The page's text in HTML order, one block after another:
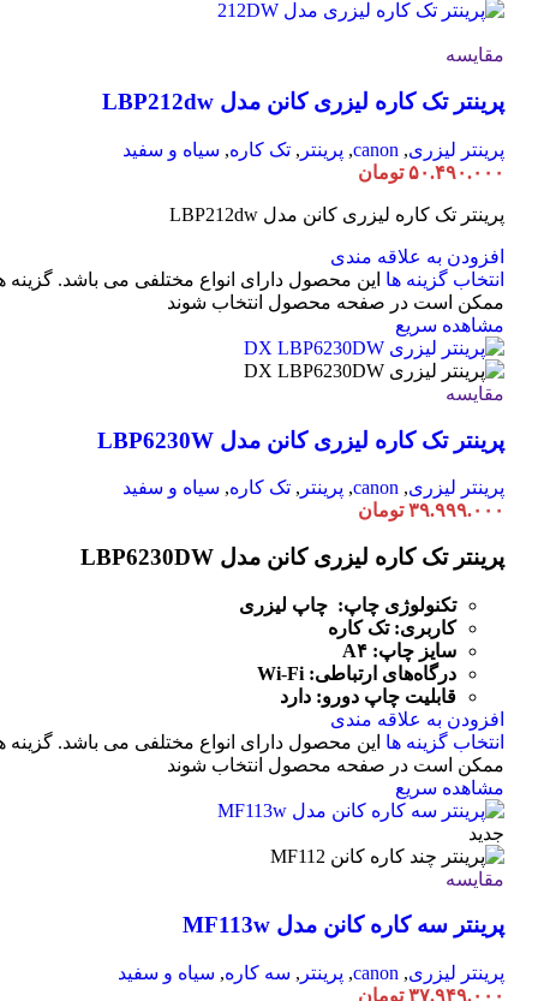
مقایسه
پرینتر تک کاره لیزری کانن مدل LBP212dw
پرینتر لیزری,
canon
, پرینتر , تک کاره, سیاه و سفید
۵۰.۴۹۰.۰۰۰ تومان
پرینتر تک کاره لیزری کانن مدل LBP212dw
افزودن به علاقه مندی
انتخاب گزینه ها این محصول دارای انواع مختلفی می باشد. گزینه
ممکن است در صفحه محصول انتخاب شوند
مشاهده سریع
مقایسه
پرینتر تک کاره لیزری کانن مدل LBP6230W
پرینتر لیزری,
canon
, پرینتر , تک کاره, سیاه و سفید
۳۹.۹۹۹.۰۰۰ تومان
پرینتر تک کاره لیزری کانن مدل LBP6230DW
تکنولوژی چاپ: چاپ لیزری
کاربری: تک کاره
سایز چاپ: A۴
درگاه‌های ارتباطی:
Wi-Fi
قابلیت چاپ دورو: دارد
افزودن به علاقه مندی
انتخاب گزینه ها این محصول دارای انواع مختلفی می باشد. گزینه
ممکن است در صفحه محصول انتخاب شوند
مشاهده سریع
جدید
مقایسه
پرینتر سه کاره کانن مدل MF113w
پرینتر لیزری,
canon
, پرینتر , سه کاره, سیاه و سفید
۳۷.۹۴۹.۰۰۰ تومان